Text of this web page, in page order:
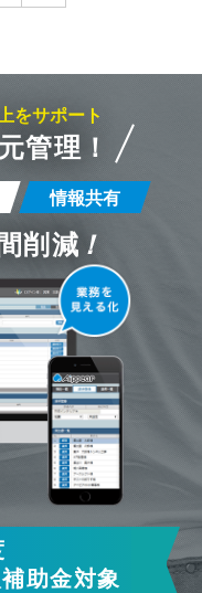
をサポート
管理！
情報共有
削減！
助金対象